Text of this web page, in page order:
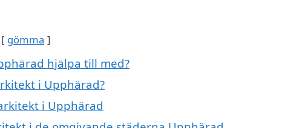
gömma
hjälpa till med?
i Upphärad?
i Upphärad